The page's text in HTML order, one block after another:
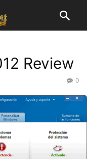
Review
0